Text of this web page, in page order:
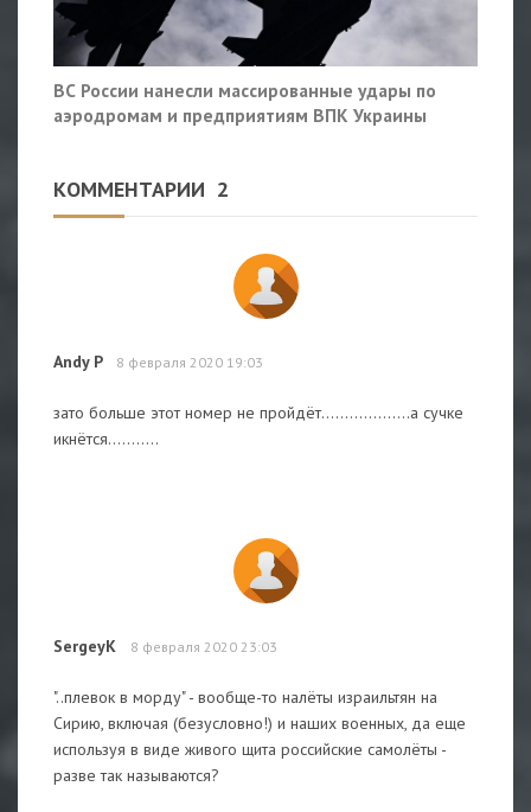
ВС России нанесли массированные удары по
аэродромам и предприятиям ВПК Украины
КОММЕНТАРИИ 2
Andy P 8 февраля 2020 19:03
зато больше этот номер не пройдёт...................а сучке
икнётся...........
SergeyK 8 февраля 2020 23:03
"..плевок в морду" - вообще-то налёты израильтян на
Сирию, включая (безусловно!) и наших военных, да еще
используя в виде живого щита российские самолёты -
разве так называются?